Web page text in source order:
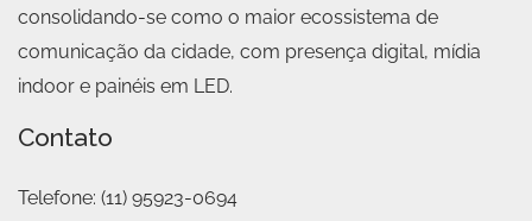
consolidando-se como o maior ecossistema de
comunicação da cidade, com presença digital, mídia
indoor e painéis em LED.
Contato
Telefone: (11) 95923-0694